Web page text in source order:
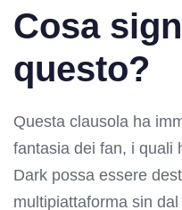
Cosa
questo?
Questa clausola ha
fantasia dei fan, i quali
Dark possa essere
multipiattaforma sin